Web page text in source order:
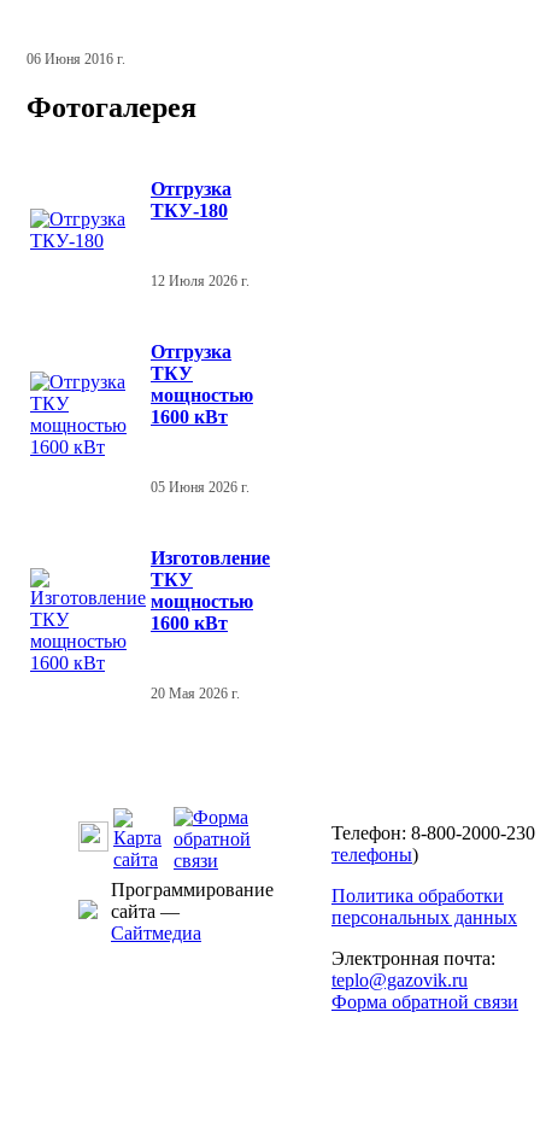
06 Июня 2016 г.
Фотогалерея
Отгрузка
ТКУ-180
12 Июля 2026 г.
Отгрузка
ТКУ
мощностью
1600 кВт
05 Июня 2026 г.
Изготовление
ТКУ
мощностью
1600 кВт
20 Мая 2026 г.
Программирование
сайта —
Сайтмедиа
Телефон: 8-800-2000-230
телефоны)
Политика обработки
персональных данных
Электронная почта:
teplo@gazovik.ru
Форма обратной связи